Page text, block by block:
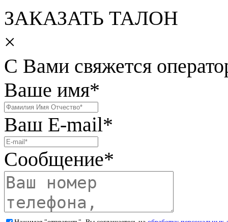
ЗАКАЗАТЬ ТАЛОН
×
С Вами свяжется
Ваше имя*
Ваш E-mail*
Сообщение*